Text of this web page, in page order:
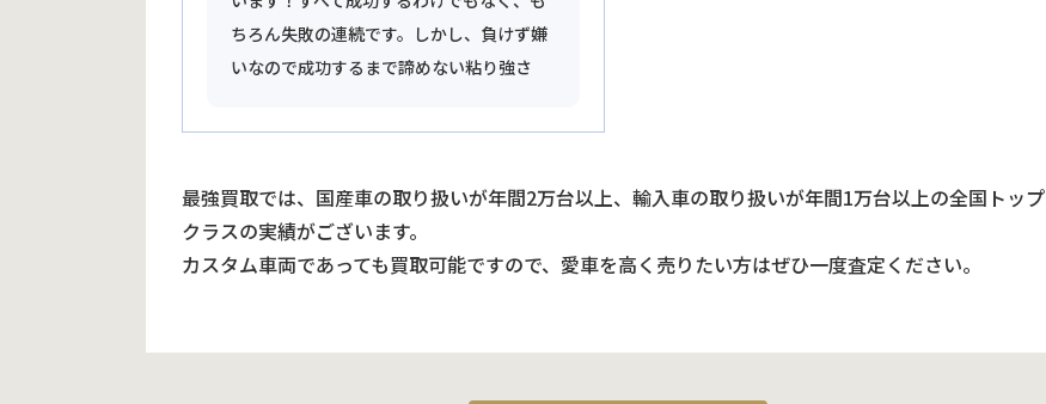
ちろん失敗の連続です。しかし、負けず嫌
いなので成功するまで諦めない粘り強さ
最強買取では、国産車の取り扱いが年間2万台以上、輸入車の取り扱いが年間1万台以上の全国トップ
クラスの実績がございます。
カスタム車両であっても買取可能ですので、愛車を高く売りたい方はぜひ一度査定ください。